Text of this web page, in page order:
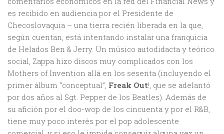
es recibido en audiencia por el Presidente de
Checoslovaquia – una tierra recién liberada en la que,
según cuentan, está intentando instalar una franquicia
de Helados Ben & Jerry. Un músico autodidacta y teórico
social, Zappa hizo discos muy complicados con los
Mothers of Invention allá en los sesenta (incluyendo el
primer álbum “conceptual”, Freak Out!, que se adelantó
por dos años al Sgt. Pepper de los Beatles). Además de
su afición por el doo-wop de los cincuenta y por el R&B,
tiene muy poco interés por el pop adolescente